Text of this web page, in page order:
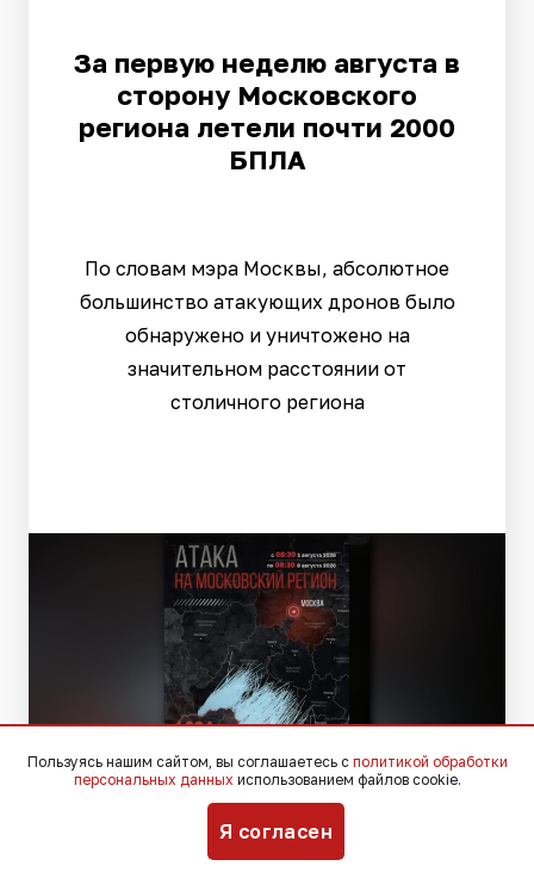
За первую неделю августа в
сторону Московского
региона летели почти 2000
БПЛА
По словам мэра Москвы, абсолютное
большинство атакующих дронов было
обнаружено и уничтожено на
значительном расстоянии от
столичного региона
t.me/mos_sobyanin
Пользуясь нашим сайтом, вы соглашаетесь с политикой обработки
персональных данных использованием файлов cookie.
Я согласен